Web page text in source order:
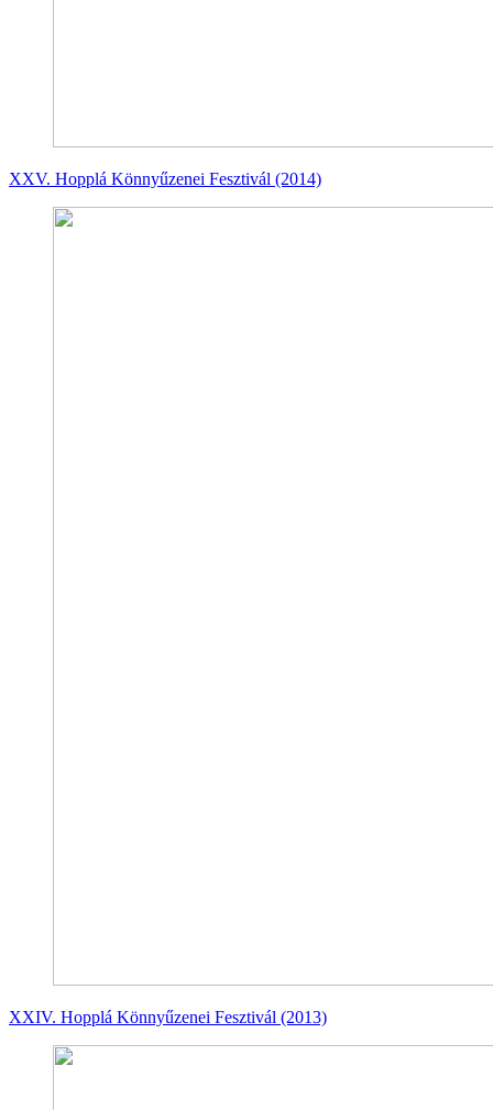
XXV. Hopplá Könnyűzenei Fesztivál (2014)
XXIV. Hopplá Könnyűzenei Fesztivál (2013)